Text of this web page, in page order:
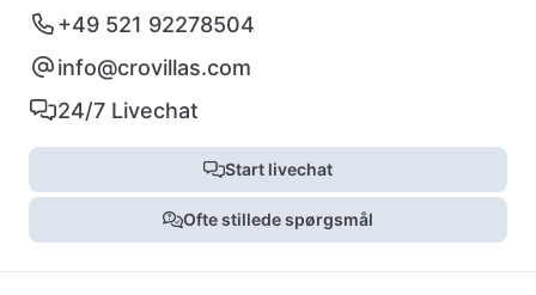
+49 521 92278504
info@crovillas.com
24/7 Livechat
Start livechat
Ofte stillede spørgsmål